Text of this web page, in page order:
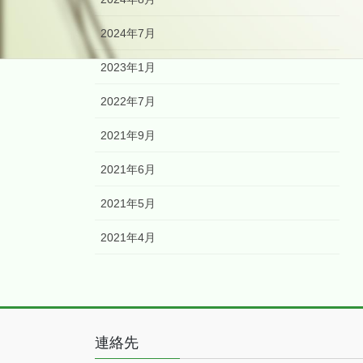
2024年7月
2023年1月
2022年7月
2021年9月
2021年6月
2021年5月
2021年4月
連絡先